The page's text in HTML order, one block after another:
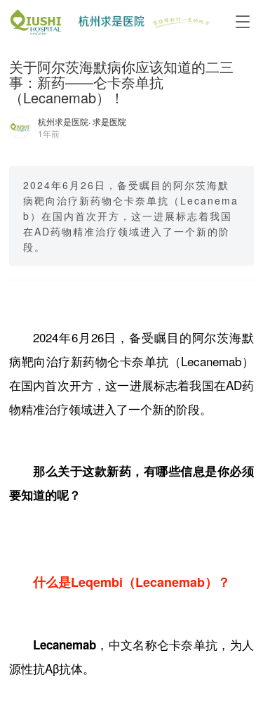
T
关于阿尔茨海默病你应该知道的二三
事：新药——仑卡奈单抗
（Lecanemab）！
杭州求是医院· 求是医院
1年前
2024年6月26日，备受瞩目的阿尔茨海默
病靶向治疗新药物仑卡奈单抗（Lecanema
b）在国内首次开方，这一进展标志着我国
在AD药物精准治疗领域进入了一个新的阶
段。
2024年6月26日，备受瞩目的阿尔茨海默
病靶向治疗新药物仑卡奈单抗 （Lecanemab）
在国内首次开方，这一进展标志着我国在AD药
物精准治疗领域进入了一个新的阶段。
那么关于这款新药，有哪些信息是你必须
要知道的呢？
什么是Leqembi （Lecanemab）？
Lecanemab ，中文名称仑卡奈单抗，为人
源性抗Aβ抗体。